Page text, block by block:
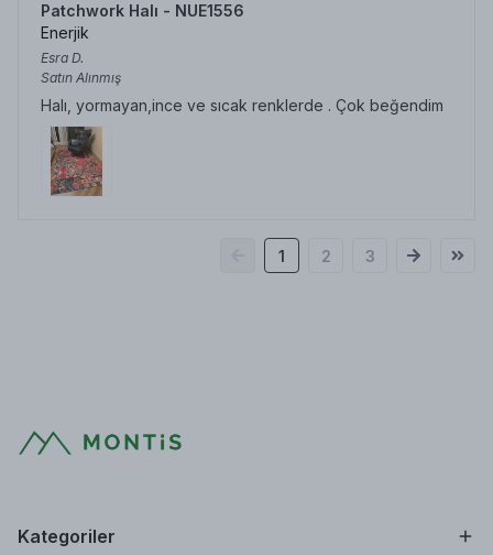
Patchwork Halı - NUE1556
Enerjik
Esra D.
Satın Alınmış
Halı, yormayan,ince ve sıcak renklerde . Çok beğendim
1 2 3
Kategoriler